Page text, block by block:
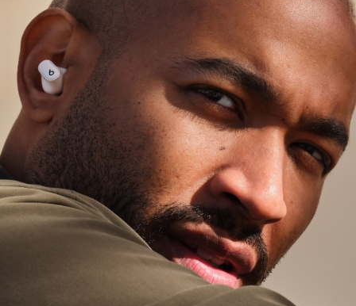
Gewicht: 49,0 g
Größere Reichweite und weniger Aussetzer
dank Bluetooth
®
Verbindung der Klasse 1
Hohe Anrufqualität durch verbesserte auf die
Stimme ausgerichtete Mikrofone
Original Apple Funktionen:
Koppeln per 1-Klick verbindet sofort mit jedem
Gerät in deinem iCloud Konto5
freihändiger Sprachassistent
Nutze die „Wo ist?“ App auf deinem iOS Gerät,